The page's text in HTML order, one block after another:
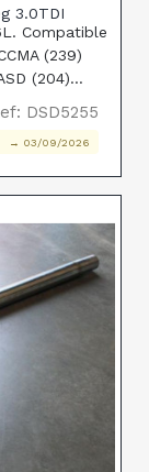
3.0TDI
Compatible
(239)
(204)
DSD5255
→ 03/09/2026